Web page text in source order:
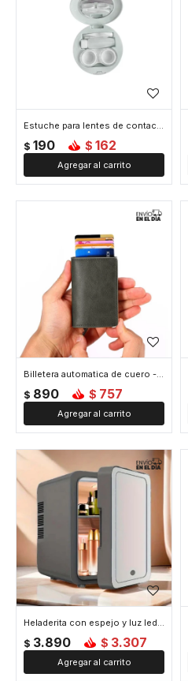
Estuche para lentes de contacto con espejo - Gris
$ 190 $ 162
Billetera automatica de cuero - Gris
$ 890 $ 757
Heladerita con espejo y luz led - Gris
$ 3.890 $ 3.307